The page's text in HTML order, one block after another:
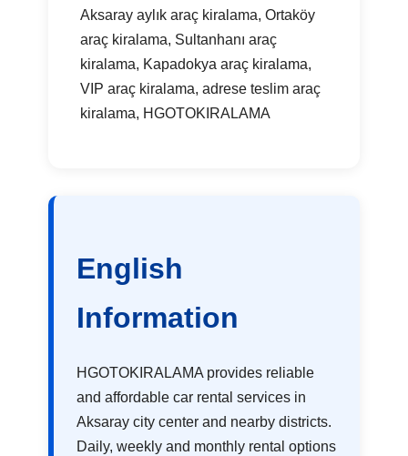
Aksaray aylık araç kiralama, Ortaköy
araç kiralama, Sultanhanı araç
kiralama, Kapadokya araç kiralama,
VIP araç kiralama, adrese teslim araç
kiralama, HGOTOKIRALAMA
English
Information
HGOTOKIRALAMA provides reliable
and affordable car rental services in
Aksaray city center and nearby districts.
Daily, weekly and monthly rental options